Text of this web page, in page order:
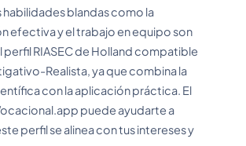
habilidades blandas como la
efectiva y el trabajo en equipo son
perfil RIASEC de Holland compatible
Realista, ya que combina la
con la aplicación práctica. El
puede ayudarte a
perfil se alinea con tus intereses y